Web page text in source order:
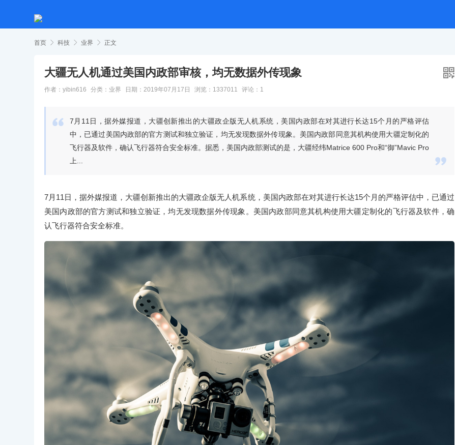
首页  科技  业界  正文
大疆无人机通过美国内政部审核，均无数据外传现象 
作者：yibin616 分类： 业界 日期：2019年07月17日 浏览：1337011 评论：1


7月11日，据外媒报道，大疆创新推出的大疆政企版无人机系统，美国内政部在对其进行长达15个月的严格评估
中，已通过美国内政部的官方测试和独立验证，均无发现数据外传现象。美国内政部同意其机构使用大疆定制化的
飞行器及软件，确认飞行器符合安全标准。据悉，美国内政部测试的是，大疆经纬Matrice 600 Pro和“御”Mavic Pro
上...
7月11日，据外媒报道，大疆创新推出的大疆政企版无人机系统，美国内政部在对其进行长达15个月的严格评估中，已通过
美国内政部的官方测试和独立验证，均无发现数据外传现象。美国内政部同意其机构使用大疆定制化的飞行器及软件，确
认飞行器符合安全标准。